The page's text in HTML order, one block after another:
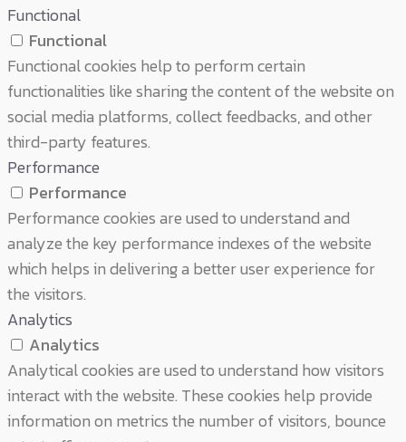
Functional
Functional
Functional cookies help to perform certain
functionalities like sharing the content of the website on
social media platforms, collect feedbacks, and other
third-party features.
Performance
Performance
Performance cookies are used to understand and
analyze the key performance indexes of the website
which helps in delivering a better user experience for
the visitors.
Analytics
Analytics
Analytical cookies are used to understand how visitors
interact with the website. These cookies help provide
information on metrics the number of visitors, bounce